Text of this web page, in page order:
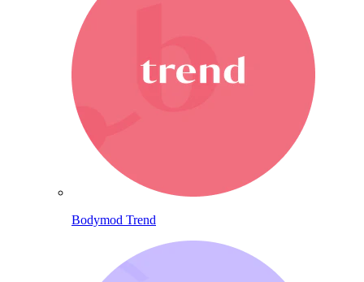
Bodymod Trend